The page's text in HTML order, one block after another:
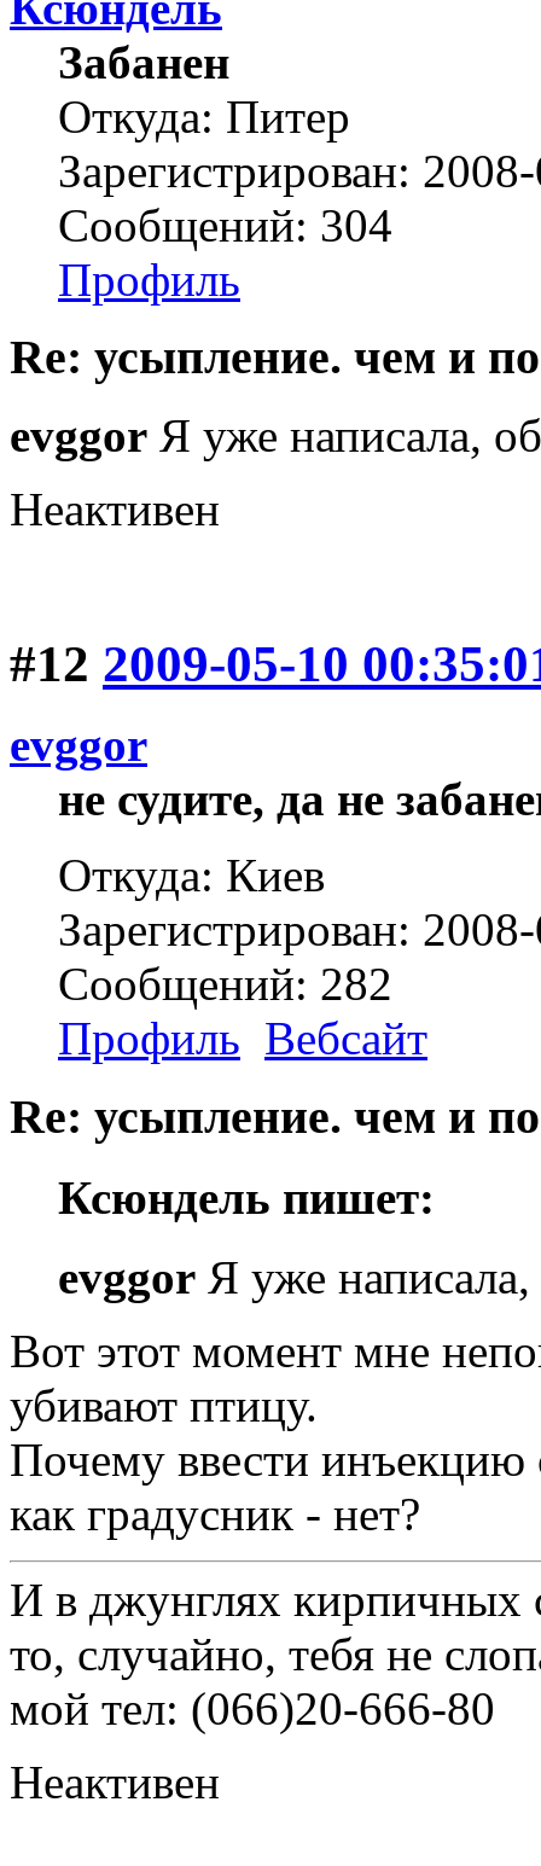
Забанен
Откуда: Питер
Зарегистрирован:
Сообщений: 304
Профиль
Re: усыпление. чем и
evggor Я уже написала,
Неактивен
#12 2009-05-10
evggor
не судите, да не
Откуда: Киев
Зарегистрирован:
Сообщений: 282
Профиль Вебсайт
Re: усыпление. чем и
Ксюндель пишет:
evggor Я уже
Вот этот момент мне
убивают птицу.
Почему ввести инъекцию
как градусник - нет?
И в джунглях кирпичных
то, случайно, тебя не
мой тел: (066)20-666-80
Неактивен